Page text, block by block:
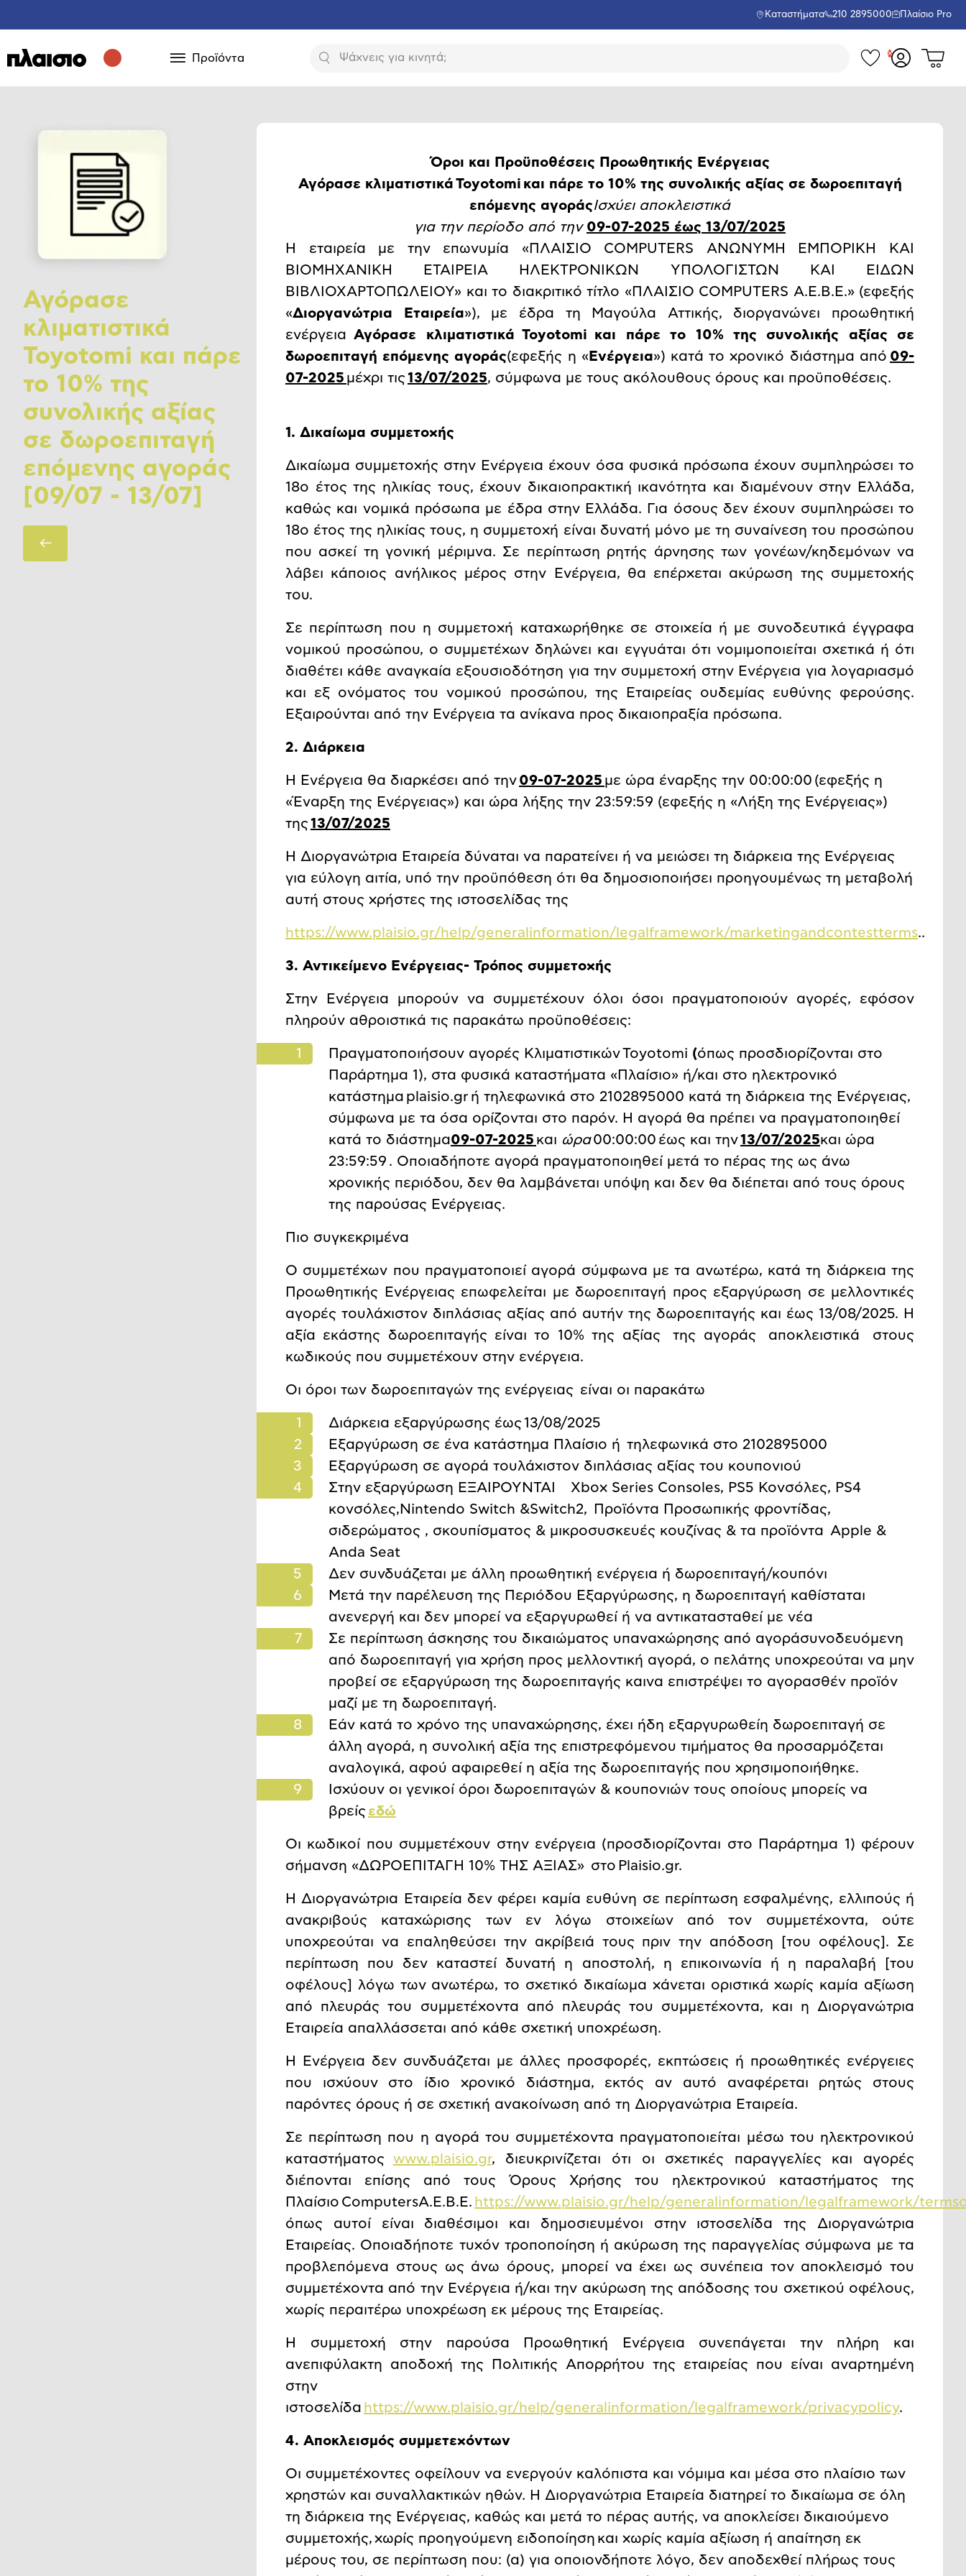
Καταστήματα 210 2895000 Πλαίσιο Pro
Προϊόντα Αναζήτηση
Τα
Δες
Αγόρασε
κλιματιστικά
Toyotomi και πάρε
το 10% της
συνολικής αξίας
σε δωροεπιταγή
επόμενης αγοράς
[09/07 - 13/07]
Όροι και Προϋποθέσεις Προωθητικής Ενέργειας
Αγόρασε κλιματιστικά Toyotomi και πάρε το 10% της συνολικής αξίας σε δωροεπιταγή
επόμενης αγοράςΙσχύει αποκλειστικά
για την περίοδο από την 09-07-2025 έως 13/07/2025
Η εταιρεία με την επωνυμία «ΠΛΑΙΣΙΟ COMPUTERS ΑΝΩΝΥΜΗ ΕΜΠΟΡΙΚΗ ΚΑΙ
ΒΙΟΜΗΧΑΝΙΚΗ ΕΤΑΙΡΕΙΑ ΗΛΕΚΤΡΟΝΙΚΩΝ ΥΠΟΛΟΓΙΣΤΩΝ ΚΑΙ ΕΙΔΩΝ
ΒΙΒΛΙΟΧΑΡΤΟΠΩΛΕΙΟΥ» και το διακριτικό τίτλο «ΠΛΑΙΣΙΟ COMPUTERS Α.Ε.Β.Ε.» (εφεξής
«Διοργανώτρια Εταιρεία»), με έδρα τη Μαγούλα Αττικής, διοργανώνει προωθητική
ενέργειαΑγόρασε κλιματιστικάToyotomi και πάρε το 10% της συνολικής αξίας σε
δωροεπιταγή επόμενης αγοράς(εφεξής η « Ενέργεια») κατά το χρονικό διάστημα από 09-
07-2025 μέχρι τις 13/07/2025, σύμφωνα με τους ακόλουθους όρους και προϋποθέσεις.
1. Δικαίωμα συμμετοχής
Δικαίωμα συμμετοχής στην Ενέργεια έχουν όσα φυσικά πρόσωπα έχουν συμπληρώσει το
18ο έτος της ηλικίας τους, έχουν δικαιοπρακτική ικανότητα και διαμένουν στην Ελλάδα,
καθώς και νομικά πρόσωπα με έδρα στην Ελλάδα. Για όσους δεν έχουν συμπληρώσει το
18ο έτος της ηλικίας τους, η συμμετοχή είναι δυνατή μόνο με τη συναίνεση του προσώπου
που ασκεί τη γονική μέριμνα. Σε περίπτωση ρητής άρνησης των γονέων/κηδεμόνων να
λάβει κάποιος ανήλικος μέρος στην Ενέργεια, θα επέρχεται ακύρωση της συμμετοχής
του.
Σε περίπτωση που η συμμετοχή καταχωρήθηκε σε στοιχεία ή με συνοδευτικά έγγραφα
νομικού προσώπου, ο συμμετέχων δηλώνει και εγγυάται ότι νομιμοποιείται σχετικά ή ότι
διαθέτει κάθε αναγκαία εξουσιοδότηση για την συμμετοχή στην Ενέργεια για λογαριασμό
και εξ ονόματος του νομικού προσώπου, της Εταιρείας ουδεμίας ευθύνης φερούσης.
Εξαιρούνται από την Ενέργεια τα ανίκανα προς δικαιοπραξία πρόσωπα.
2. Διάρκεια
Η Ενέργεια θα διαρκέσει από την 09-07-2025 με ώρα έναρξης την 00:00:00 (εφεξής η
«Έναρξη της Ενέργειας») και ώρα λήξης την 23:59:59 (εφεξής η «Λήξη της Ενέργειας»)
της 13/07/2025
Η Διοργανώτρια Εταιρεία δύναται να παρατείνει ή να μειώσει τη διάρκεια της Ενέργειας
για εύλογη αιτία, υπό την προϋπόθεση ότι θα δημοσιοποιήσει προηγουμένως τη μεταβολή
αυτή στους χρήστες της ιστοσελίδας της
https://www.plaisio.gr/help/generalinformation/legalframework/marketingandcontestterms..
3. Αντικείμενο Ενέργειας- Τρόπος συμμετοχής
Στην Ενέργεια μπορούν να συμμετέχουν όλοι όσοι πραγματοποιούν αγορές, εφόσον
πληρούν αθροιστικά τις παρακάτω προϋποθέσεις:
Πραγματοποιήσουν αγορές ΚλιματιστικώνToyotomi (όπως προσδιορίζονται στο
Παράρτημα 1), στα φυσικά καταστήματα «Πλαίσιο» ή/και στο ηλεκτρονικό
κατάστημα plaisio.gr ή τηλεφωνικά στο 2102895000 κατά τη διάρκεια της Ενέργειας,
σύμφωνα με τα όσα ορίζονται στο παρόν. Η αγορά θα πρέπει να πραγματοποιηθεί
κατά το διάστημα09-07-2025 και ώρα00:00:00 έως και την13/07/2025και ώρα
23:59:59 . Οποιαδήποτε αγορά πραγματοποιηθεί μετά το πέρας της ως άνω
χρονικής περιόδου, δεν θα λαμβάνεται υπόψη και δεν θα διέπεται από τους όρους
της παρούσας Ενέργειας.
Πιο συγκεκριμένα
Ο συμμετέχων που πραγματοποιεί αγορά σύμφωνα με τα ανωτέρω, κατά τη διάρκεια της
Προωθητικής Ενέργειας επωφελείται με δωροεπιταγή προς εξαργύρωση σε μελλοντικές
αγορές τουλάχιστον διπλάσιας αξίας από αυτήν της δωροεπιταγής και έως 13/08/2025. Η
αξία εκάστης δωροεπιταγής είναι το 10% της αξίας της αγοράς αποκλειστικά στους
κωδικούς που συμμετέχουν στην ενέργεια.
Οι όροι των δωροεπιταγών της ενέργειας είναι οι παρακάτω
Διάρκεια εξαργύρωσης έως 13/08/2025
Εξαργύρωση σε ένα κατάστημα Πλαίσιο ή τηλεφωνικά στο 2102895000
Εξαργύρωση σε αγορά τουλάχιστον διπλάσιας αξίας του κουπονιού
Στην εξαργύρωση ΕΞΑΙΡΟΥΝΤΑΙ Χbox Series Consoles, PS5 Κονσόλες, PS4
κονσόλες,Nintendo Switch &Switch2, Προϊόντα Προσωπικής φροντίδας,
σιδερώματος , σκουπίσματος & μικροσυσκευές κουζίνας & τα προϊόντα Apple &
Anda Seat
Δεν συνδυάζεται με άλλη προωθητική ενέργεια ή δωροεπιταγή/κουπόνι
Μετά την παρέλευση της Περιόδου Εξαργύρωσης, η δωροεπιταγή καθίσταται
ανενεργή και δεν μπορεί να εξαργυρωθεί ή να αντικατασταθεί με νέα
Σε περίπτωση άσκησης του δικαιώματος υπαναχώρησης από αγοράσυνοδευόμενη
από δωροεπιταγή για χρήση προς μελλοντική αγορά, ο πελάτης υποχρεούται να μην
προβεί σε εξαργύρωση της δωροεπιταγής καινα επιστρέψει το αγορασθέν προϊόν
μαζί με τη δωροεπιταγή.
Εάν κατά το χρόνο της υπαναχώρησης, έχει ήδη εξαργυρωθείη δωροεπιταγή σε
άλλη αγορά, η συνολική αξία της επιστρεφόμενου τιμήματος θα προσαρμόζεται
αναλογικά, αφού αφαιρεθεί η αξία της δωροεπιταγής που χρησιμοποιήθηκε.
Ισχύουν οι γενικοί όροι δωροεπιταγών & κουπονιών τους οποίους μπορείς να
βρείς εδώ
Οι κωδικοί που συμμετέχουν στην ενέργεια (προσδιορίζονται στο Παράρτημα 1) φέρουν
σήμανση «ΔΩΡΟΕΠΙΤΑΓΗ 10% ΤΗΣ ΑΞΙΑΣ» στο Plaisio.gr.
Η Διοργανώτρια Εταιρεία δεν φέρει καμία ευθύνη σε περίπτωση εσφαλμένης, ελλιπούς ή
ανακριβούς καταχώρισης των εν λόγω στοιχείων από τον συμμετέχοντα, ούτε
υποχρεούται να επαληθεύσει την ακρίβειά τους πριν την απόδοση [του οφέλους]. Σε
περίπτωση που δεν καταστεί δυνατή η αποστολή, η επικοινωνία ή η παραλαβή [του
οφέλους] λόγω των ανωτέρω, το σχετικό δικαίωμα χάνεται οριστικά χωρίς καμία αξίωση
από πλευράς του συμμετέχοντα από πλευράς του συμμετέχοντα, και η Διοργανώτρια
Εταιρεία απαλλάσσεται από κάθε σχετική υποχρέωση.
Η Ενέργεια δεν συνδυάζεται με άλλες προσφορές, εκπτώσεις ή προωθητικές ενέργειες
που ισχύουν στο ίδιο χρονικό διάστημα, εκτός αν αυτό αναφέρεται ρητώς στους
παρόντες όρους ή σε σχετική ανακοίνωση από τη Διοργανώτρια Εταιρεία.
Σε περίπτωση που η αγορά του συμμετέχοντα πραγματοποιείται μέσω του ηλεκτρονικού
καταστήματος www.plaisio.gr, διευκρινίζεται ότι οι σχετικές παραγγελίες και αγορές
διέπονται επίσης από τους Όρους Χρήσης του ηλεκτρονικού καταστήματος της
Πλαίσιο ComputersA. E. B. E. https://www.plaisio.gr/help/generalinformation/legalframework/
όπως αυτοί είναι διαθέσιμοι και δημοσιευμένοι στην ιστοσελίδα της Διοργανώτρια
Εταιρείας. Οποιαδήποτε τυχόν τροποποίηση ή ακύρωση της παραγγελίας σύμφωνα με τα
προβλεπόμενα στους ως άνω όρους, μπορεί να έχει ως συνέπεια τον αποκλεισμό του
συμμετέχοντα από την Ενέργεια ή/και την ακύρωση της απόδοσης του σχετικού οφέλους,
χωρίς περαιτέρω υποχρέωση εκ μέρους της Εταιρείας.
Η συμμετοχή στην παρούσα Προωθητική Ενέργεια συνεπάγεται την πλήρη και
ανεπιφύλακτη αποδοχή της Πολιτικής Απορρήτου της εταιρείας που είναι αναρτημένη
στην
ιστοσελίδα https://www.plaisio.gr/help/generalinformation/legalframework/privacypolicy.
4. Αποκλεισμός συμμετεχόντων
Οι συμμετέχοντες οφείλουν να ενεργούν καλόπιστα και νόμιμα και μέσα στο πλαίσιο των
χρηστών και συναλλακτικών ηθών. Η Διοργανώτρια Εταιρεία διατηρεί το δικαίωμα σε όλη
τη διάρκεια της Ενέργειας, καθώς και μετά το πέρας αυτής, να αποκλείσει δικαιούμενο
συμμετοχής, χωρίς προηγούμενη ειδοποίηση και χωρίς καμία αξίωση ή απαίτηση εκ
μέρους του, σε περίπτωση που: (α) για οποιονδήποτε λόγο, δεν αποδεχθεί πλήρως τους